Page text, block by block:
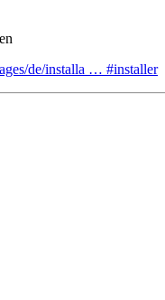
de/installa … #installer